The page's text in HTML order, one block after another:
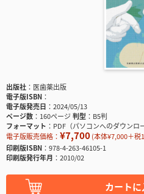
出版社
医歯薬出版
電子版ISBN
電子版発売日
2024/05/13
ページ数
160ページ判型
B5判
フォーマット
PDF（パソコンへのダウンロ
電子版販売価格： ¥7,700(本体¥7,000＋税
印刷版ISBN
978-4-263-46105-1
印刷版発行年月
2010/02
カートに